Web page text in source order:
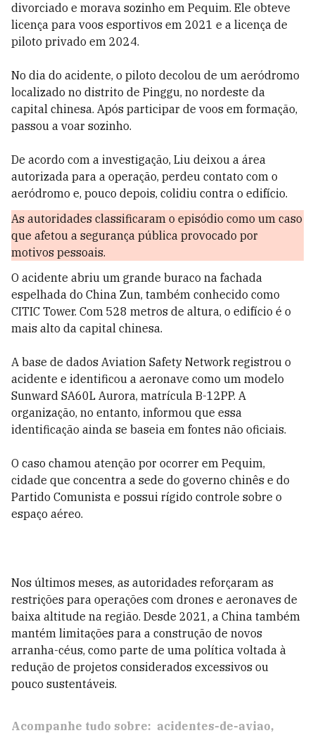
divorciado e morava sozinho em Pequim. Ele obteve
licença para voos esportivos em 2021 e a licença de
piloto privado em 2024.
No dia do acidente, o piloto decolou de um aeródromo
localizado no distrito de Pinggu, no nordeste da
capital chinesa. Após participar de voos em formação,
passou a voar sozinho.
De acordo com a investigação, Liu deixou a área
autorizada para a operação, perdeu contato com o
aeródromo e, pouco depois, colidiu contra o edifício.
As autoridades classificaram o episódio como um caso
que afetou a segurança pública provocado por
motivos pessoais.
O acidente abriu um grande buraco na fachada
espelhada do China Zun, também conhecido como
CITIC Tower. Com 528 metros de altura, o edifício é o
mais alto da capital chinesa.
A base de dados Aviation Safety Network registrou o
acidente e identificou a aeronave como um modelo
Sunward SA60L Aurora, matrícula B-12PP. A
organização, no entanto, informou que essa
identificação ainda se baseia em fontes não oficiais.
O caso chamou atenção por ocorrer em Pequim,
cidade que concentra a sede do governo chinês e do
Partido Comunista e possui rígido controle sobre o
espaço aéreo.
Nos últimos meses, as autoridades reforçaram as
restrições para operações com drones e aeronaves de
baixa altitude na região. Desde 2021, a China também
mantém limitações para a construção de novos
arranha-céus, como parte de uma política voltada à
redução de projetos considerados excessivos ou
pouco sustentáveis.
Acompanhe tudo sobre: acidentes-de-aviao